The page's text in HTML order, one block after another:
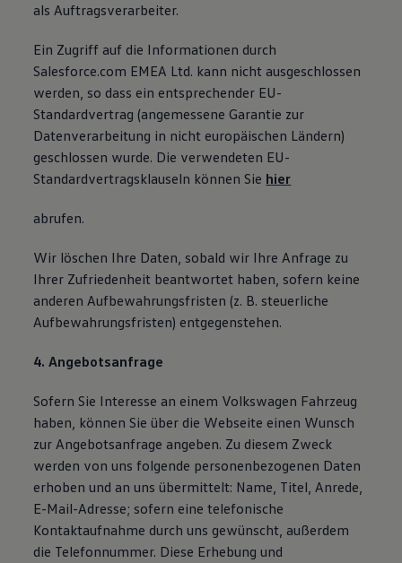
als Auftragsverarbeiter.
Ein Zugriff auf die Informationen durch
Salesforce.com EMEA Ltd. kann nicht ausgeschlossen
werden, so dass ein entsprechender EU-
Standardvertrag (angemessene Garantie zur
Datenverarbeitung in nicht europäischen Ländern)
geschlossen wurde. Die verwendeten EU-
Standardvertragsklauseln können Sie hier
abrufen.
Wir löschen Ihre Daten, sobald wir Ihre Anfrage zu
Ihrer Zufriedenheit beantwortet haben, sofern keine
anderen Aufbewahrungsfristen (z. B. steuerliche
Aufbewahrungsfristen) entgegenstehen.
4. Angebotsanfrage
Sofern Sie Interesse an einem Volkswagen Fahrzeug
haben, können Sie über die Webseite einen Wunsch
zur Angebotsanfrage angeben. Zu diesem Zweck
werden von uns folgende personenbezogenen Daten
erhoben und an uns übermittelt: Name, Titel, Anrede,
E-Mail-Adresse; sofern eine telefonische
Kontaktaufnahme durch uns gewünscht, außerdem
die Telefonnummer. Diese Erhebung und